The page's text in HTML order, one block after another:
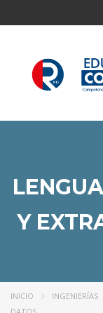
Y
INICIO INGENIERÍAS